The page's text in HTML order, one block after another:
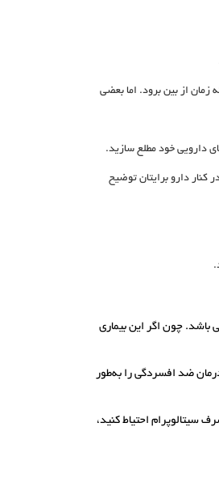
از بین برود. اما بعضی
دارویی خود مطلع سازید.
کنار دارو برایتان توضیح
باشد. چون اگر این بیماری
که درمان ضد افسردگی را به‌طور
سیتالوپرام احتیاط کنید،